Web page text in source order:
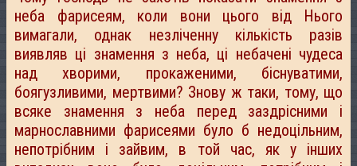
неба фарисеям, коли вони цього від Нього
вимагали, однак незліченну кількість разів
виявляв ці знамення з неба, ці небачені чудеса
над хворими, прокаженими, біснуватими,
боягузливими, мертвими? Знову ж таки, тому, що
всяке знамення з неба перед заздрісними і
марнославними фарисеями було б недоцільним,
непотрібним і зайвим, в той час, як у інших